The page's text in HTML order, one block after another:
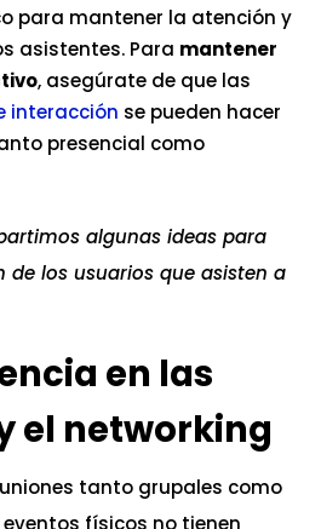
para mantener la atención y
asistentes. Para mantener
, asegúrate de que las
interacción se pueden hacer
presencial como
algunas ideas para
los usuarios que asisten a
en las
el networking
tanto grupales como
físicos no tienen